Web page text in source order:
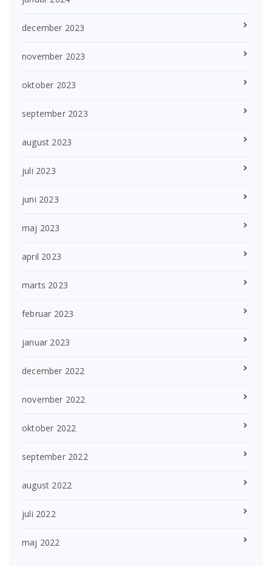
december 2023
november 2023
oktober 2023
september 2023
august 2023
juli 2023
juni 2023
maj 2023
april 2023
marts 2023
februar 2023
januar 2023
december 2022
november 2022
oktober 2022
september 2022
august 2022
juli 2022
maj 2022